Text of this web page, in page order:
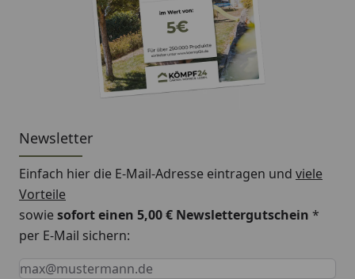
Newsletter
Einfach hier die E-Mail-Adresse eintragen und viele
Vorteile
sowiesofort einen 5,00 € Newslettergutschein *
per E-Mail sichern:
Keine Eingabe erforderlich
Eingabe erforderlich
E-Mail *